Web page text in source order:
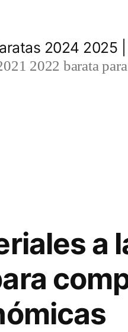
2024 2025
2022 barata
a